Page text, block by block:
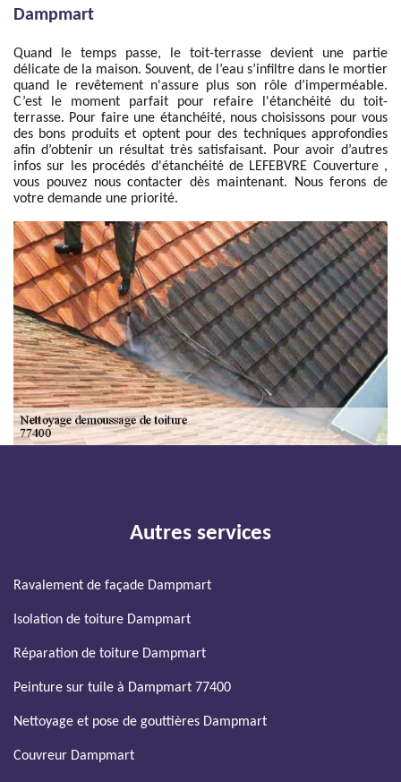
Dampmart
Quand le temps passe, le toit-terrasse devient une partie
délicate de la maison. Souvent, de l’eau s’infiltre dans le mortier
quand le revêtement n'assure plus son rôle d’imperméable.
C’est le moment parfait pour refaire l'étanchéité du toit-
terrasse. Pour faire une étanchéité, nous choisissons pour vous
des bons produits et optent pour des techniques approfondies
afin d’obtenir un résultat très satisfaisant. Pour avoir d’autres
infos sur les procédés d'étanchéité de LEFEBVRE Couverture ,
vous pouvez nous contacter dès maintenant. Nous ferons de
votre demande une priorité.
Autres services
Ravalement de façade Dampmart
Isolation de toiture Dampmart
Réparation de toiture Dampmart
Peinture sur tuile à Dampmart 77400
Nettoyage et pose de gouttières Dampmart
Couvreur Dampmart